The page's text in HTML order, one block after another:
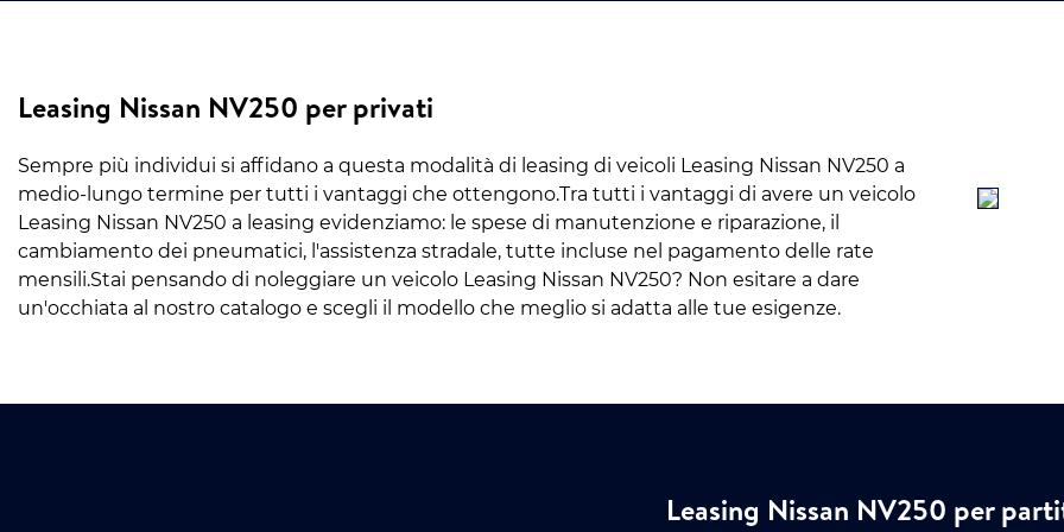
Leasing Nissan NV250 per privati
Sempre più individui si affidano a questa modalità di leasing di veicoli Leasing Nissan NV250 a
medio-lungo termine per tutti i vantaggi che ottengono.Tra tutti i vantaggi di avere un veicolo
Leasing Nissan NV250 a leasing evidenziamo: le spese di manutenzione e riparazione, il
cambiamento dei pneumatici, l'assistenza stradale, tutte incluse nel pagamento delle rate
mensili.Stai pensando di noleggiare un veicolo Leasing Nissan NV250? Non esitare a dare
un'occhiata al nostro catalogo e scegli il modello che meglio si adatta alle tue esigenze.
Leasing Nissan NV250 per